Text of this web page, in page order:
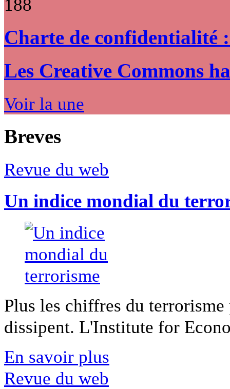
188
Charte de confidentialité
Les Creative Commons
Voir la une
Breves
Revue du web
Un indice mondial du
Plus les chiffres du
dissipent. L'Institute for
En savoir plus
Revue du web